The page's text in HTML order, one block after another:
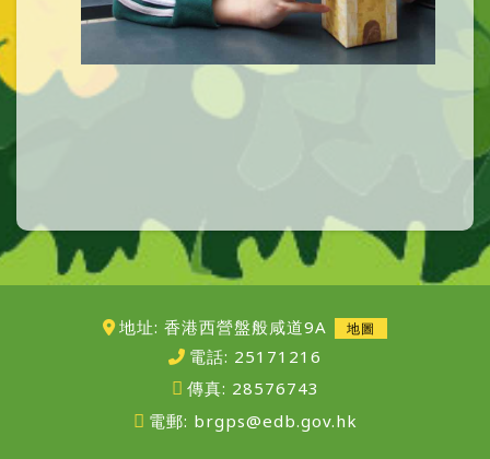
地址: 香港西營盤般咸道9A 地圖
電話: 25171216
傳真: 28576743
電郵: brgps@edb.gov.hk